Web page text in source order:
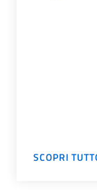
SCOPRI